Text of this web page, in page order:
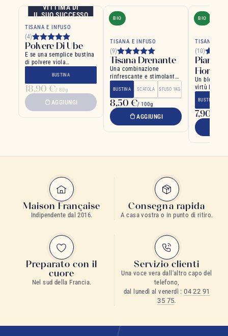
VITTIMA DI
IL SUO SUCCESSO
TISANA E INFUSO
(4)
Polvere Di Ube
E se una semplice bustina
di polvere viola
vostra cucina?
BUSTINA
18,90 €/ 80g
AGGIUNGI
BIO
TISANA E INFUSO
(9)
Tisana Drenante
Una combinazione
rinfrescante e stimolante
BUSTINA SCATOLA SFUSO 1KG
8,50 €/ 100g
AGGIUNGI
BIO
TISANA E
(10)
Piante,
Fiori
Un blend
virtù legate
BUSTINA
7,90 €
Maison Française
Indipendente dal 2016.
Consegna rapida
A casa vostra o in punto di ritiro.
Preparato con il
cuore
Nel sud della Francia.
Servizio clienti
Una voce vera dall'altro capo del
telefono,
dal lunedì al venerdì :04 22 91
35 75.